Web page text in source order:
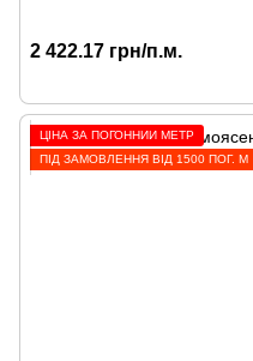
2 422.17 грн/п.м.
ЦІНА ЗА ПОГОННИЙ МЕТР
ПІД ЗАМОВЛЕННЯ ВІД 1500 ПОГ. М